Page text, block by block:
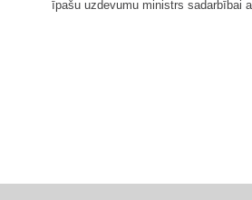
īpašu uzdevumu ministrs sadarbībai